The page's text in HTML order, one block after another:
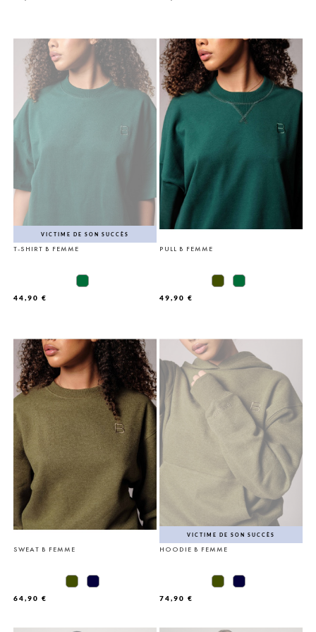
VICTIME DE SON SUCCÈS
T-SHIRT B FEMME
44,90 €
PULL B FEMME
49,90 €
SWEAT B FEMME
64,90 €
VICTIME DE SON SUCCÈS
HOODIE B FEMME
74,90 €